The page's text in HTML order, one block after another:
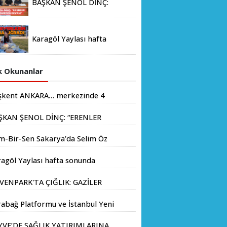
Memorandumu İmzalandı
BAŞKAN ŞENOL DİNÇ:
KESMEDEN DEVAM”
Karagöl Yaylası hafta
akınına uğradı
Okunanlar
ANKARA… merkezinde 4
ŞENOL DİNÇ: “ERENLER
Bir-Sen Sakarya’da Selim Öz
Yaylası hafta sonunda
ÇIĞLIK: GAZİLER
Platformu ve İstanbul Yeni